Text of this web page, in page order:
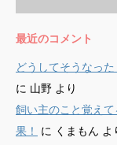
最近のコメント
どうしてそうなっ
に 山野 より
飼い主のこと覚え
果！
に くまもん よ